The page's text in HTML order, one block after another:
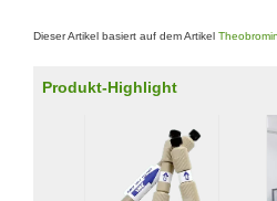
Dieser Artikel basiert auf dem Artikel Theobromin
Produkt-Highlight